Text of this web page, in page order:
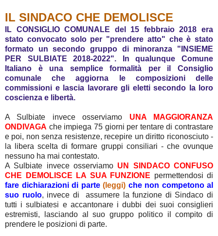
IL SINDACO CHE DEMOLISCE
IL CONSIGLIO COMUNALE del 15 febbraio 2018 era
stato convocato solo per "prendere atto" che è stato
formato un secondo gruppo di minoranza "INSIEME
PER SULBIATE 2018-2022". In qualunque Comune
Italiano è una semplice formalità per il Consiglio
comunale che aggiorna le composizioni delle
commissioni e lascia lavorare gli eletti secondo la loro
coscienza e libertà.
A Sulbiate invece osserviamo UNA MAGGIORANZA
ONDIVAGA che impiega 75 giorni per tentare di contrastare
e poi, non senza resistenze, recepire un diritto riconosciuto -
la libera scelta di formare gruppi consiliari - che ovunque
nessuno ha mai contestato.
A Sulbiate invece osserviamo UN SINDACO CONFUSO
CHE DEMOLISCE LA SUA FUNZIONE permettendosi di
fare dichiarazioni di parte (leggi) che non competono al
suo ruolo, invece di assumere la funzione di Sindaco di
tutti i sulbiatesi e accantonare i dubbi dei suoi consiglieri
estremisti, lasciando al suo gruppo politico il compito di
prendere le posizioni di parte.